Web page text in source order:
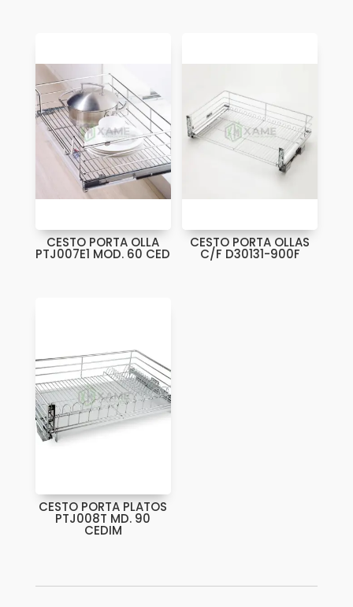
CESTO PORTA OLLA
PTJ007E1 MOD. 60 CED
CESTO PORTA OLLAS
C/F D30131-900F
CESTO PORTA PLATOS
PTJ008T MD. 90
CEDIM